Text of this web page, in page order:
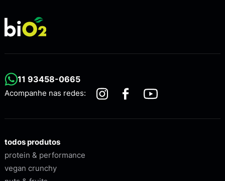
11 93458-0665
Acompanhe nas redes:
todos produtos
protein & performance
vegan crunchy